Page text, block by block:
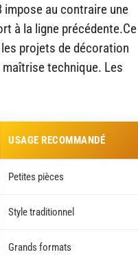
impose au contraire une
à la ligne précédente.Ce
projets de décoration
technique. Les
USAGE RECOMMANDÉ
Petites pièces
Style traditionnel
Grands formats